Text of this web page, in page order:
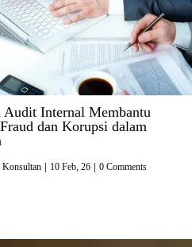
Audit Internal Membantu
dan Korupsi dalam
Konsultan 10 Feb, 26 0 Comments